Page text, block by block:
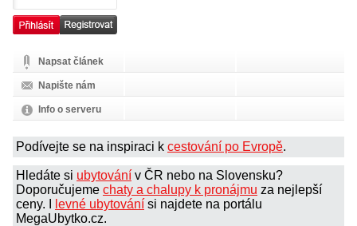
Napsat článek
Napište nám
Info o serveru
Podívejte se na inspiraci k cestování po Evropě.
Hledáte si ubytování v ČR nebo na Slovensku?
Doporučujeme chaty a chalupy k pronájmu za nejlepší
ceny. I
levné ubytování si najdete na portálu
MegaUbytko.cz.